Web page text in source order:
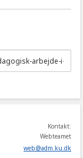
Kontakt:
Webteamet
web@adm.ku.dk